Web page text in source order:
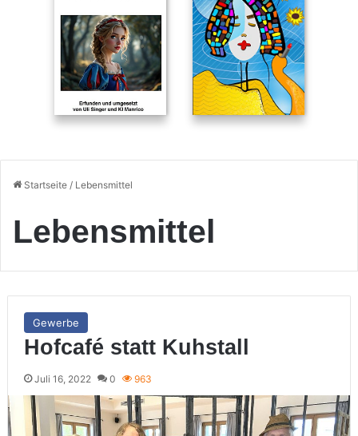
Startseite / Lebensmittel
Lebensmittel
Gewerbe
Hofcafé statt Kuhstall
Juli 16, 2022 0 963